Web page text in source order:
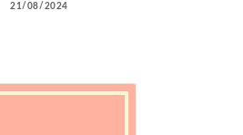
21/08/2024